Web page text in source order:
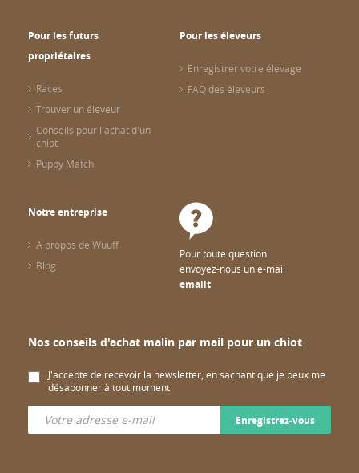
Pour les futurs
propriétaires
Races
Trouver un éleveur
Conseils pour l'achat d'un
chiot
Puppy Match
Pour les éleveurs
Enregistrer votre élevage
FAQ des éleveurs
Notre entreprise
A propos de Wuuff
Blog
Pour toute question
envoyez-nous un e-mail
emailt
Nos conseils d'achat malin par mail pour un chiot
J'accepte de recevoir la newsletter, en sachant que je peux me
désabonner à tout moment
Enregistrez-vous